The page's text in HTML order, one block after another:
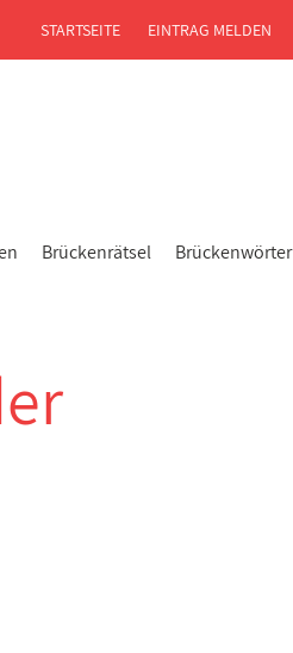
Brückenrätsel Brückenwörter
STARTSEITE EINTRAG MELDEN